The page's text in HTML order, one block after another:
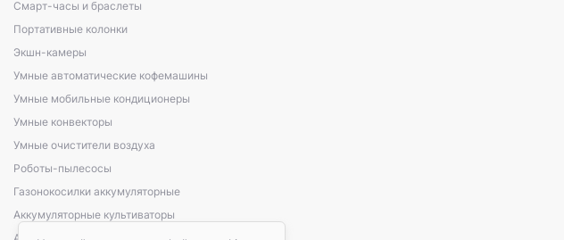
Смарт-часы и браслеты
Портативные колонки
Экшн-камеры
Умные автоматические кофемашины
Умные мобильные кондиционеры
Умные конвекторы
Умные очистители воздуха
Роботы-пылесосы
Газонокосилки аккумуляторные
Аккумуляторные культиваторы